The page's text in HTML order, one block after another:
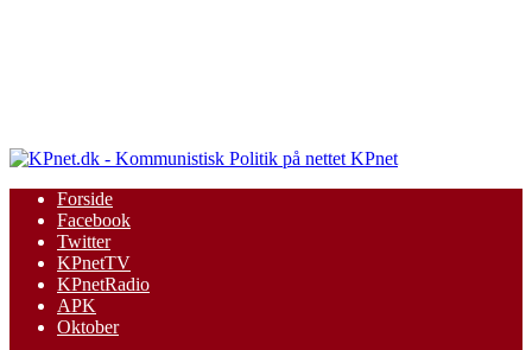
KPnet
Forside
Facebook
Twitter
KPnetTV
KPnetRadio
APK
Oktober